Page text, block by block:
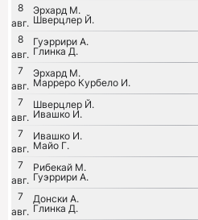
8
авг.
Эрхард М.
Шверцлер Й.
8
авг.
Гуэррири А.
Глинка Д.
7
авг.
Эрхард М.
Марреро Курбело И.
7
авг.
Шверцлер Й.
Ивашко И.
7
авг.
Ивашко И.
Майо Г.
7
авг.
Рибекай М.
Гуэррири А.
7
авг.
Донски А.
Глинка Д.